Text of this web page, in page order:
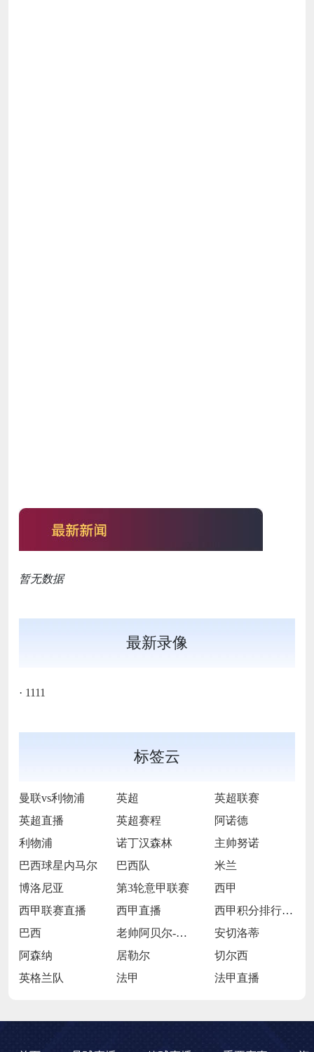
暂无数据
最新录像
· 1111
标签云
曼联vs利物浦 英超
英超联赛
英超直播
英超赛程
阿诺德
利物浦
诺丁汉森林
主帅努诺
巴西球星内马尔
巴西队
米兰
博洛尼亚
第3轮意甲联赛
西甲
西甲联赛直播
西甲直播
西甲积分排行西榜
巴西
老帅阿贝尔-布拉
安切洛蒂
阿森纳
居勒尔
切尔西
英格兰队
法甲 法甲直播